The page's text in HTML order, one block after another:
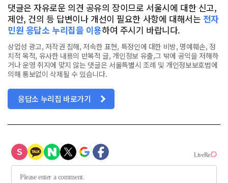
댓글은 자유로운 의견 공유의 장이므로 서울시에 대한 신고,
제안, 건의 등 답변이나 개선이 필요한 사항에 대해서는 전자
민원 응답소 누리집을 이용하여 주시기 바랍니다.
상업성 광고, 저작권 침해, 저속한 표현, 특정인에 대한 비방, 명예훼손, 정
치적 목적, 유사한 내용의 반복적 글, 개인정보 유출,그 밖에 공익을 저해하
거나 운영 취지에 맞지 않는 댓글은 서울특별시 조례 및 개인정보보호법에
의해 통보없이 삭제될 수 있습니다.
응답소 누리집 바로가기